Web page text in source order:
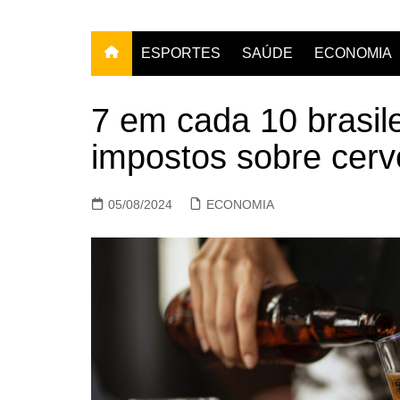
ESPORTES SAÚDE ECONOMIA
7 em cada 10
impostos sobre
05/08/2024 ECONOMIA